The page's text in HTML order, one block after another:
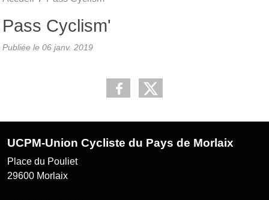
Pass Cyclism'
Publiée le 06 janv. 2019
UCPM-Union Cycliste du Pays de Morlaix
Place du Pouliet
29600 Morlaix